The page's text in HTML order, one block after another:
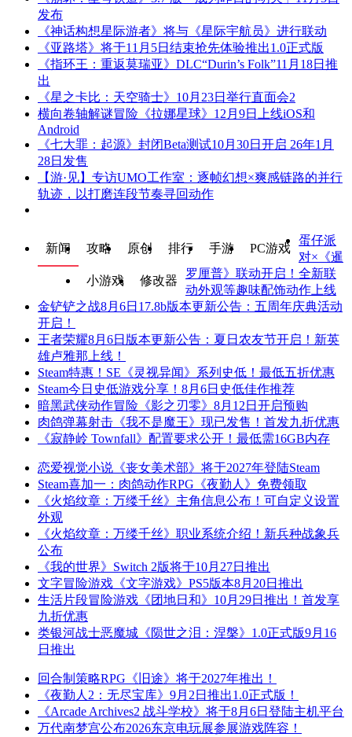
发布
《神话构想星际游者》将与《星际宇航员》进行联动
《亚路塔》将于11月5日结束抢先体验推出1.0正式版
《指环王：重返莫瑞亚》DLC“Durin’s Folk”11月18日推
出
《星之卡比：天空骑士》10月23日举行直面会2
横向卷轴解谜冒险《拉娜星球》12月9日上线iOS和
Android
《七大罪：起源》封闭Beta测试10月30日开启 26年1月
28日发售
【游·见】专访UMO工作室：逐帧幻想×爽感链路的并行
轨迹，以打磨连段节奏寻回动作
新闻 攻略 原创 排行 手游 PC游戏
小游戏 修改器
蛋仔派
对×《暹
罗厘普》联动开启！全新联
动外观等趣味配饰动作上线
金铲铲之战8月6日17.8b版本更新公告：五周年庆典活动
开启！
王者荣耀8月6日版本更新公告：夏日农友节开启！新英
雄卢雅那上线！
Steam特惠！SE《灵视异闻》系列史低！最低五折优惠
Steam今日史低游戏分享！8月6日史低佳作推荐
暗黑武侠动作冒险《影之刃零》8月12日开启预购
肉鸽弹幕射击《我不是魔王》现已发售！首发九折优惠
《寂静岭 Townfall》配置要求公开！最低需16GB内存
恋爱视觉小说《丧女美术部》将于2027年登陆Steam
Steam喜加一：肉鸽动作RPG《夜勤人》免费领取
《火焰纹章：万缕千丝》主角信息公布！可自定义设置
外观
《火焰纹章：万缕千丝》职业系统介绍！新兵种战象兵
公布
《我的世界》Switch 2版将于10月27日推出
文字冒险游戏《文字游戏》PS5版本8月20日推出
生活片段冒险游戏《团地日和》10月29日推出！首发享
九折优惠
类银河战士恶魔城《陨世之泪：涅槃》1.0正式版9月16
日推出
回合制策略RPG《旧途》将于2027年推出！
《夜勤人2：无尽宝库》9月2日推出1.0正式版！
《Arcade Archives2 战斗学校》将于8月6日登陆主机平台
万代南梦宫公布2026东京电玩展参展游戏阵容！